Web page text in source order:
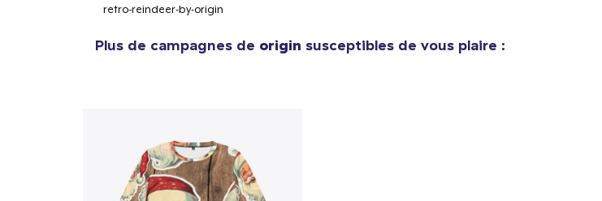
retro-reindeer-by-origin
Plus de campagnes de origin susceptibles de vous plaire :
Unisex Classic Crewneck Sweatshirt